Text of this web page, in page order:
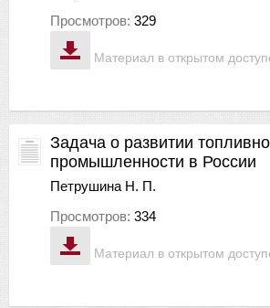
Материал в открытом
Просмотров: 329
Материал в открытом
Задача о развитии
промышленности в России
Петрушина Н. П.
Просмотров: 334